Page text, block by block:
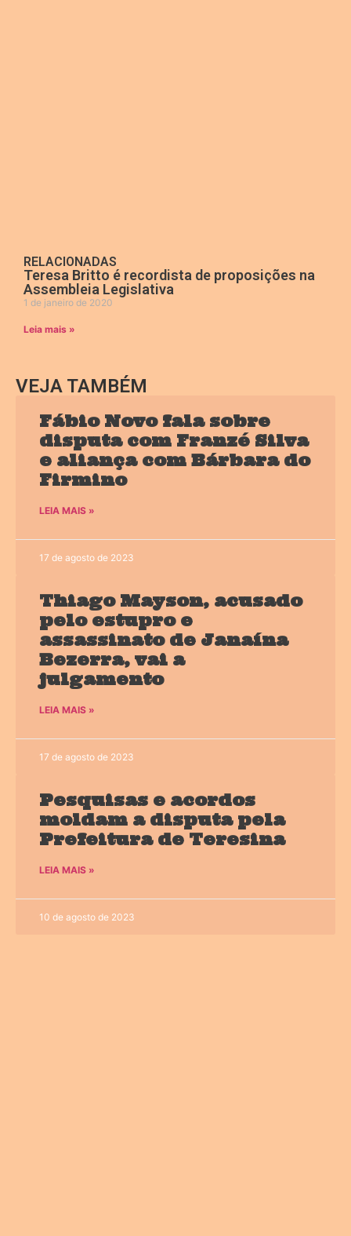
RELACIONADAS
Teresa Britto é recordista de proposições na
Assembleia Legislativa
1 de janeiro de 2020
Leia mais »
VEJA TAMBÉM
Fábio Novo fala sobre
disputa com Franzé Silva
e aliança com Bárbara do
Firmino
LEIA MAIS »
17 de agosto de 2023
Thiago Mayson, acusado
pelo estupro e
assassinato de Janaína
Bezerra, vai a
julgamento
LEIA MAIS »
17 de agosto de 2023
Pesquisas e acordos
moldam a disputa pela
Prefeitura de Teresina
LEIA MAIS »
10 de agosto de 2023